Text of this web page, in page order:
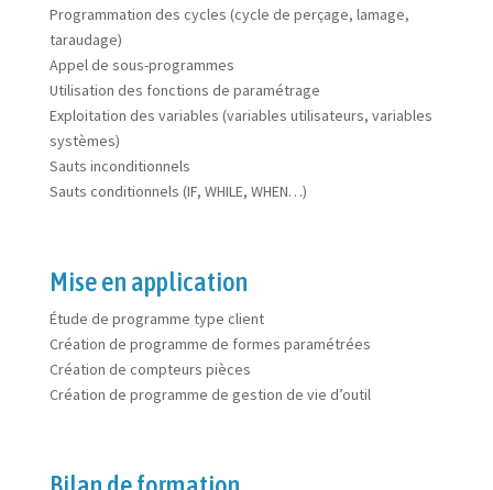
Programmation des cycles (cycle de perçage, lamage,
taraudage)
Appel de sous-programmes
Utilisation des fonctions de paramétrage
Exploitation des variables (variables utilisateurs, variables
systèmes)
Sauts inconditionnels
Sauts conditionnels (IF, WHILE, WHEN…)
Mise en application
Étude de programme type client
Création de programme de formes paramétrées
Création de compteurs pièces
Création de programme de gestion de vie d’outil